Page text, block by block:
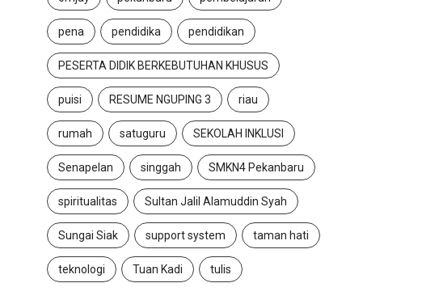
pena pendidika pendidikan
PESERTA DIDIK BERKEBUTUHAN KHUSUS
puisi RESUME NGUPING 3 riau
rumah satuguru SEKOLAH INKLUSI
Senapelan singgah SMKN4 Pekanbaru
spiritualitas Sultan Jalil Alamuddin Syah
Sungai Siak support system taman hati
teknologi Tuan Kadi tulis